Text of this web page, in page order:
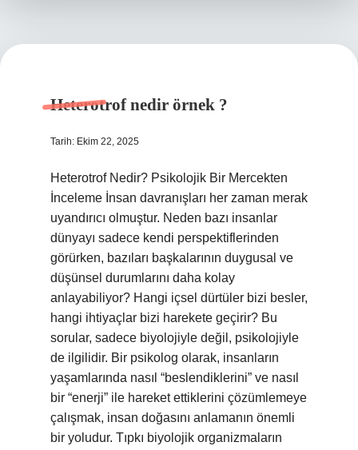
Heterotrof nedir örnek ?
Tarih: Ekim 22, 2025
Heterotrof Nedir? Psikolojik Bir Mercekten
İnceleme İnsan davranışları her zaman merak
uyandırıcı olmuştur. Neden bazı insanlar
dünyayı sadece kendi perspektiflerinden
görürken, bazıları başkalarının duygusal ve
düşünsel durumlarını daha kolay
anlayabiliyor? Hangi içsel dürtüler bizi besler,
hangi ihtiyaçlar bizi harekete geçirir? Bu
sorular, sadece biyolojiyle değil, psikolojiyle
de ilgilidir. Bir psikolog olarak, insanların
yaşamlarında nasıl “beslendiklerini” ve nasıl
bir “enerji” ile hareket ettiklerini çözümlemeye
çalışmak, insan doğasını anlamanın önemli
bir yoludur. Tıpkı biyolojik organizmaların